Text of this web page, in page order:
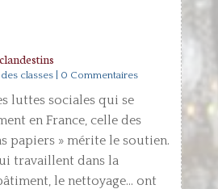
classes| 0 Commentaires
luttes sociales qui se
en France, celle des
papiers » mérite le soutien.
travaillent dans la
le nettoyage… ont